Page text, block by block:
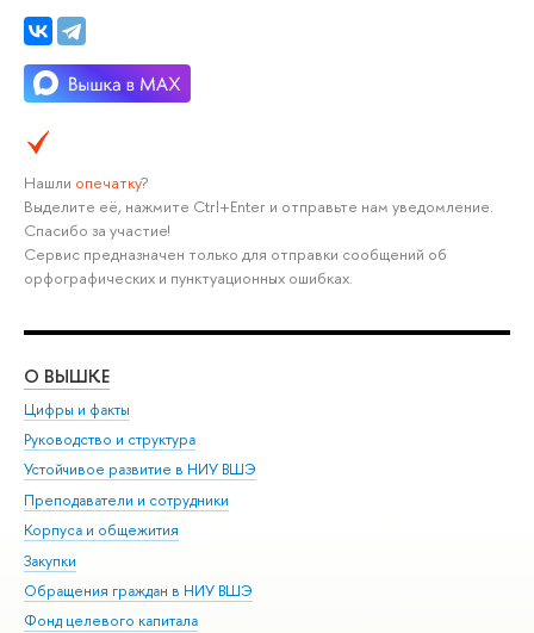
Нашли опечатку?
Выделите её, нажмите Ctrl+Enter и отправьте нам уведомление.
Спасибо за участие!
Сервис предназначен только для отправки сообщений об
орфографических и пунктуационных ошибках.
О ВЫШКЕ
Цифры и факты
Руководство и структура
Устойчивое развитие в НИУ ВШЭ
Преподаватели и сотрудники
Корпуса и общежития
Закупки
Обращения граждан в НИУ ВШЭ
Фонд целевого капитала